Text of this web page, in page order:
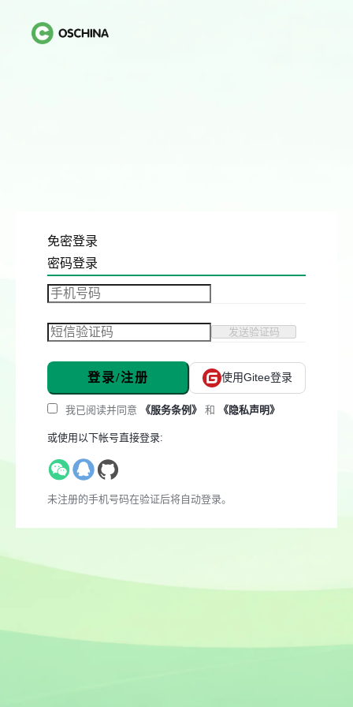
免密登录
密码登录
发送验证码
登录/注册 使用Gitee登录
我已阅读并同意 《服务条例》 和 《隐私声明》
或使用以下帐号直接登录:
未注册的手机号码在验证后将自动登录。